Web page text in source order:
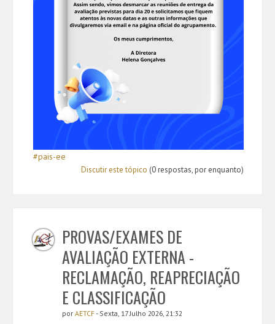
#pais-ee
Discutir este tópico (0 respostas, por enquanto)
PROVAS/EXAMES DE
AVALIAÇÃO EXTERNA -
RECLAMAÇÃO, REAPRECIAÇÃO
E CLASSIFICAÇÃO
por AETCF- Sexta, 17 Julho 2026, 21:32